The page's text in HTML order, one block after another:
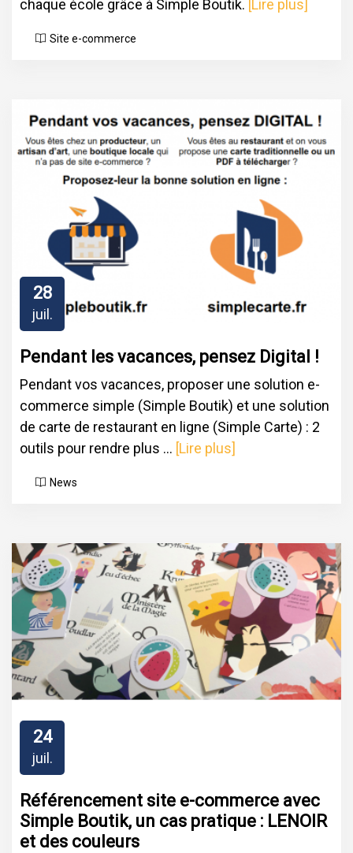
chaque école grâce à Simple Boutik. [Lire plus]
Site e-commerce
28
juil.
Pendant les vacances, pensez Digital !
Pendant vos vacances, proposer une solution e-
commerce simple (Simple Boutik) et une solution
de carte de restaurant en ligne (Simple Carte) : 2
outils pour rendre plus ... [Lire plus]
News
24
juil.
Référencement site e-commerce avec
Simple Boutik, un cas pratique : LENOIR
et des couleurs